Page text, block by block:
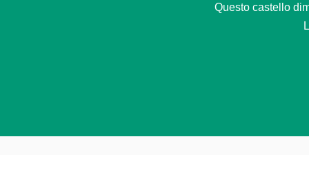
Questo castello